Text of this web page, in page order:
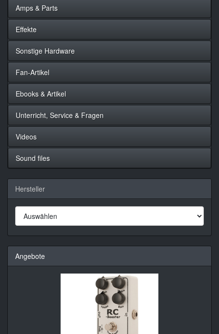
Amps & Parts
Effekte
Sonstige Hardware
Fan-Artikel
Ebooks & Artikel
Unterricht, Service & Fragen
Videos
Sound files
Hersteller
Angebote